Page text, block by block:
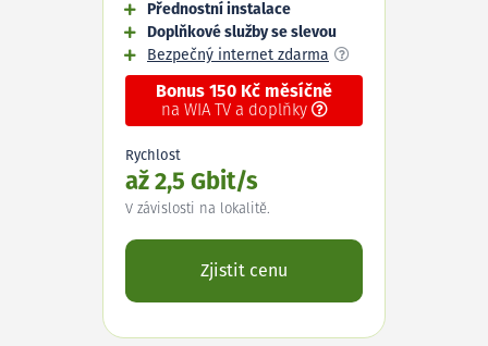
Přednostní instalace
Doplňkové služby se slevou
Bezpečný internet zdarma
Bonus 150 Kč měsíčně
na WIA TV a doplňky
Rychlost
až 2,5 Gbit/s
V závislosti na lokalitě.
Zjistit cenu